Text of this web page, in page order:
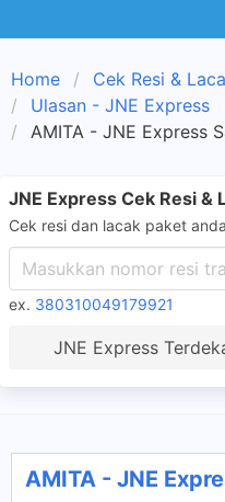
Home
Cek Resi &
Ulasan - JNE Express
AMITA - JNE Express
JNE Express Cek Resi &
Cek resi dan lacak paket
ex. 380310049179921
JNE Express
AMITA - JNE